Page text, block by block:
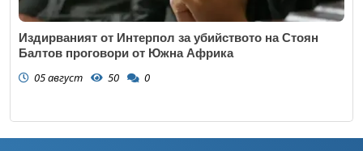
Издирваният от Интерпол за убийството на Стоян
Балтов проговори от Южна Африка
05 август 50 0